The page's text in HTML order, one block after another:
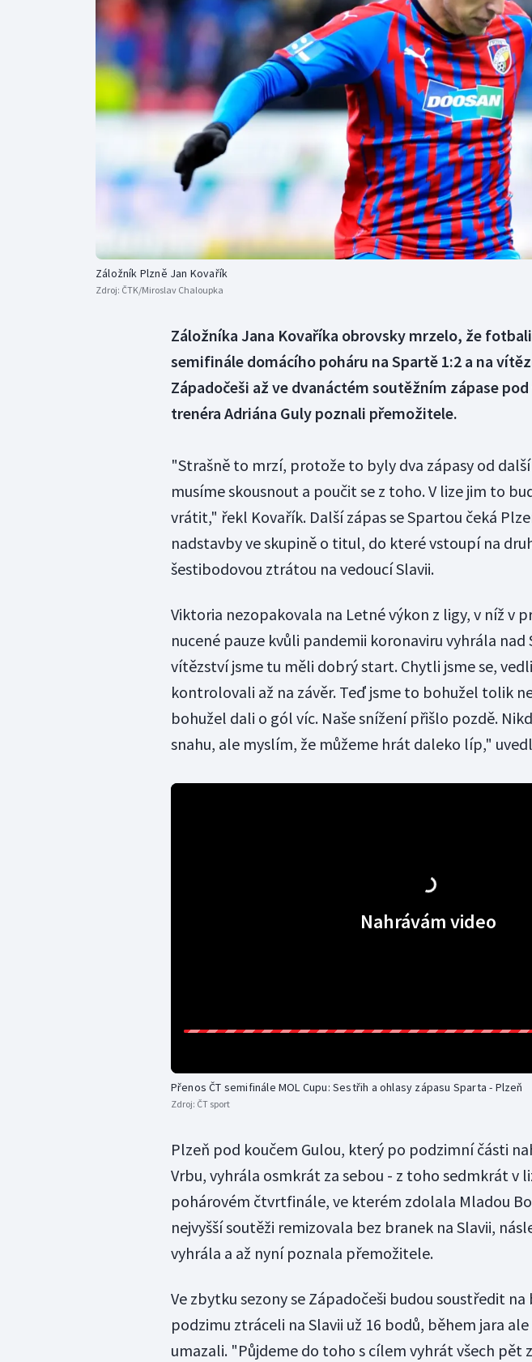
Curling
Dostihy
Florbal
Futsal
Gymnastika
Moderní pětiboj
Motorsport
Olympijské hry
Parasport
Plavání
Plážový volejbal
Záložník Plzně Jan Kovařík
Zdroj: ČTK/Miroslav Chaloupka
Záložníka Jana Kovaříka obrovsky mrzelo, že
semifinále domácího poháru na Spartě 1:2 a na
Západočeši až ve dvanáctém soutěžním zápase
trenéra Adriána Guly poznali přemožitele.
"Strašně to mrzí, protože to byly dva zápasy od
musíme skousnout a poučit se z toho. V lize jim to
vrátit," řekl Kovařík. Další zápas se Spartou čeká
nadstavby ve skupině o titul, do které vstoupí na
šestibodovou ztrátou na vedoucí Slavii.
Viktoria nezopakovala na Letné výkon z ligy, v níž v
nucené pauze kvůli pandemii koronaviru vyhrála
vítězství jsme tu měli dobrý start. Chytli jsme se,
kontrolovali až na závěr. Teď jsme to bohužel tolik
bohužel dali o gól víc. Naše snížení přišlo pozdě.
snahu, ale myslím, že můžeme hrát daleko líp,"
Nahrávám video
Přenos ČT semifinále MOL Cupu: Sestřih a ohlasy zápasu Sparta - Plzeň
Zdroj: ČT sport
Plzeň pod koučem Gulou, který po podzimní části
Vrbu, vyhrála osmkrát za sebou - z toho sedmkrát v
pohárovém čtvrtfinále, ve kterém zdolala Mladou
nejvyšší soutěži remizovala bez branek na Slavii,
vyhrála a až nyní poznala přemožitele.
Ve zbytku sezony se Západočeši budou soustředit
podzimu ztráceli na Slavii už 16 bodů, během jara
umazali. "Půjdeme do toho s cílem vyhrát všech pět